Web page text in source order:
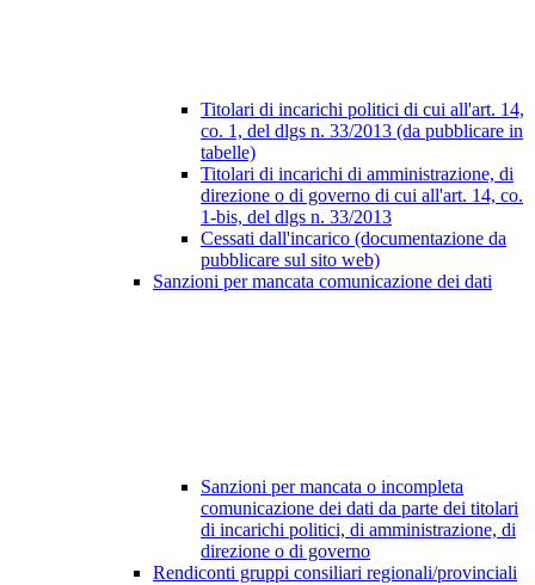
Titolari di incarichi politici di cui all'art. 14,
co. 1, del dlgs n. 33/2013 (da pubblicare in
tabelle)
Titolari di incarichi di amministrazione, di
direzione o di governo di cui all'art. 14, co.
1-bis, del dlgs n. 33/2013
Cessati dall'incarico (documentazione da
pubblicare sul sito web)
Sanzioni per mancata comunicazione dei dati
Sanzioni per mancata o incompleta
comunicazione dei dati da parte dei titolari
di incarichi politici, di amministrazione, di
direzione o di governo
Rendiconti gruppi consiliari regionali/provinciali